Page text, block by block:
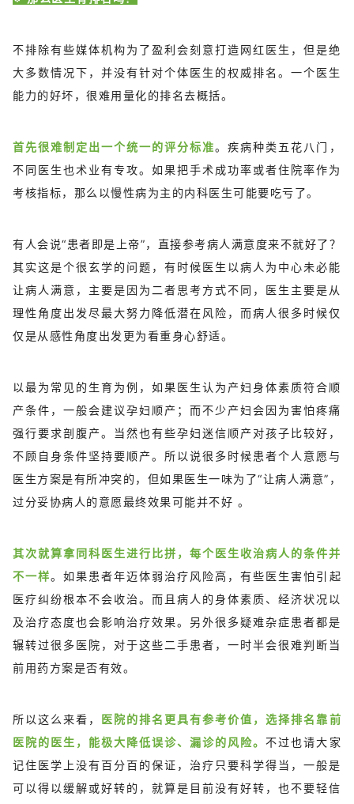
不排除有些媒体机构为了盈利会刻意打造网红医生，但是绝
大多数情况下，并没有针对个体医生的权威排名。一个医生
能力的好坏，很难用量化的排名去概括。
首先很难制定出一个统一的评分标准。疾病种类五花八门，
不同医生也术业有专攻。如果把手术成功率或者住院率作为
考核指标，那么以慢性病为主的内科医生可能要吃亏了。
有人会说“患者即是上帝”，直接参考病人满意度来不就好了？
其实这是个很玄学的问题，有时候医生以病人为中心未必能
让病人满意，主要是因为二者思考方式不同，医生主要是从
理性角度出发尽最大努力降低潜在风险，而病人很多时候仅
仅是从感性角度出发更为看重身心舒适。
以最为常见的生育为例，如果医生认为产妇身体素质符合顺
产条件，一般会建议孕妇顺产；而不少产妇会因为害怕疼痛
强行要求剖腹产。当然也有些孕妇迷信顺产对孩子比较好，
不顾自身条件坚持要顺产。所以说很多时候患者个人意愿与
医生方案是有所冲突的，但如果医生一味为了“让病人满意”，
过分妥协病人的意愿最终效果可能并不好 。
其次就算拿同科医生进行比拼，每个医生收治病人的条件并
不一样。如果患者年迈体弱治疗风险高，有些医生害怕引起
医疗纠纷根本不会收治。而且病人的身体素质、经济状况以
及治疗态度也会影响治疗效果。另外很多疑难杂症患者都是
辗转过很多医院，对于这些二手患者，一时半会很难判断当
前用药方案是否有效。
所以这么来看， 医院的排名更具有参考价值，选择排名靠前
医院的医生，能极大降低误诊、漏诊的风险。不过也请大家
记住医学上没有百分百的保证，治疗只要科学得当，一般是
可以得以缓解或好转的，就算是目前没有好转，也不要轻信